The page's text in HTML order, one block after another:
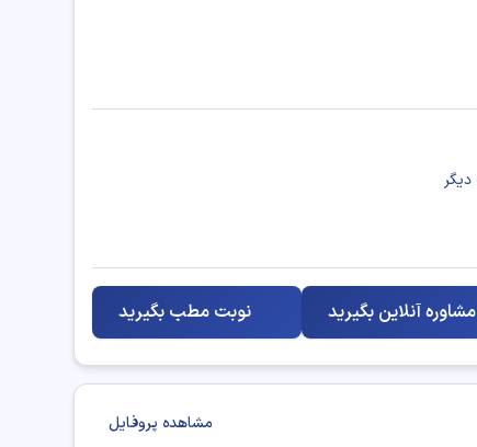
نوبت مطب بگیرید مشاوره آنلاین بگیرید
مشاهده پروفایل